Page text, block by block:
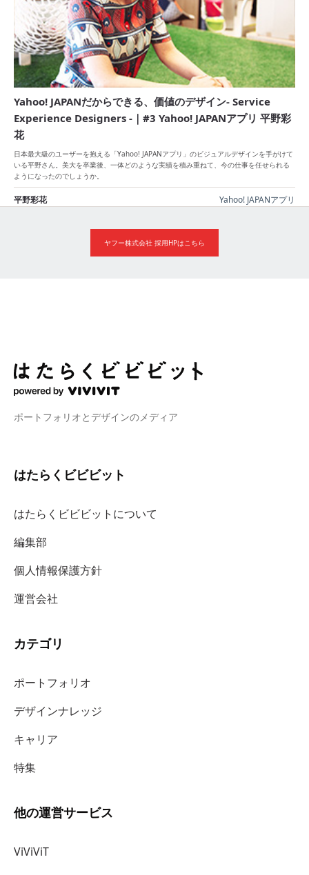
Yahoo! JAPANだからできる、価値のデザイン- Service
Experience Designers -｜#3 Yahoo! JAPANアプリ 平野彩
花
日本最大級のユーザーを抱える「Yahoo! JAPANアプリ」のビジュアルデザインを手がけて
いる平野さん。美大を卒業後、一体どのような実績を積み重ねて、今の仕事を任せられる
ようになったのでしょうか。
平野彩花 Yahoo! JAPANアプリ
ヤフー株式会社 採用HPはこちら
ポートフォリオとデザインのメディア
はたらくビビビット
はたらくビビビットについて
編集部
個人情報保護方針
運営会社
カテゴリ
ポートフォリオ
デザインナレッジ
キャリア
特集
他の運営サービス
ViViViT